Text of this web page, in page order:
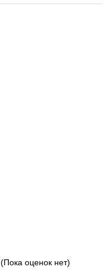
(Пока оценок нет)